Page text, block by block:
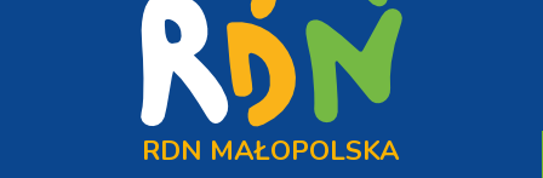
RDN MAŁOPOLSKA